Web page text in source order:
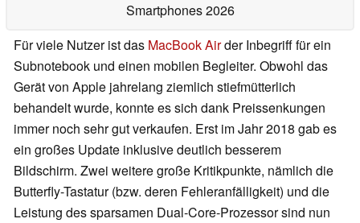
Smartphones 2026
Für viele Nutzer ist das MacBook Airder Inbegriff für ein
Subnotebook und einen mobilen Begleiter. Obwohl das
Gerät von Apple jahrelang ziemlich stiefmütterlich
behandelt wurde, konnte es sich dank Preissenkungen
immer noch sehr gut verkaufen. Erst im Jahr 2018 gab es
ein großes Update inklusive deutlich besserem
Bildschirm. Zwei weitere große Kritikpunkte, nämlich die
Butterfly-Tastatur (bzw. deren Fehleranfälligkeit) und die
Leistung des sparsamen Dual-Core-Prozessor sind nun